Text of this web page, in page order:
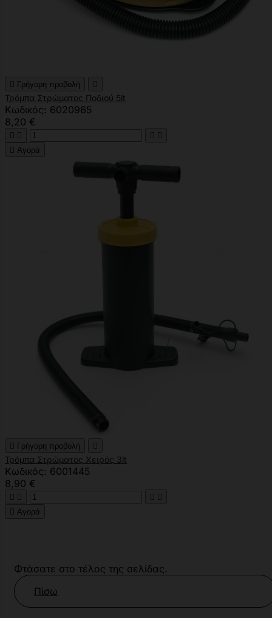
 Γρήγορη προβολή 
Τρόμπα Στρώματος Ποδιού 5lt
Κωδικός: 6020965
8,20 €
   
 Αγορά
 Γρήγορη προβολή 
Τρόμπα Στρώματος Χειρός 3lt
Κωδικός: 6001445
8,90 €
   
 Αγορά
Φτάσατε στο τέλος της σελίδας.
Πίσω